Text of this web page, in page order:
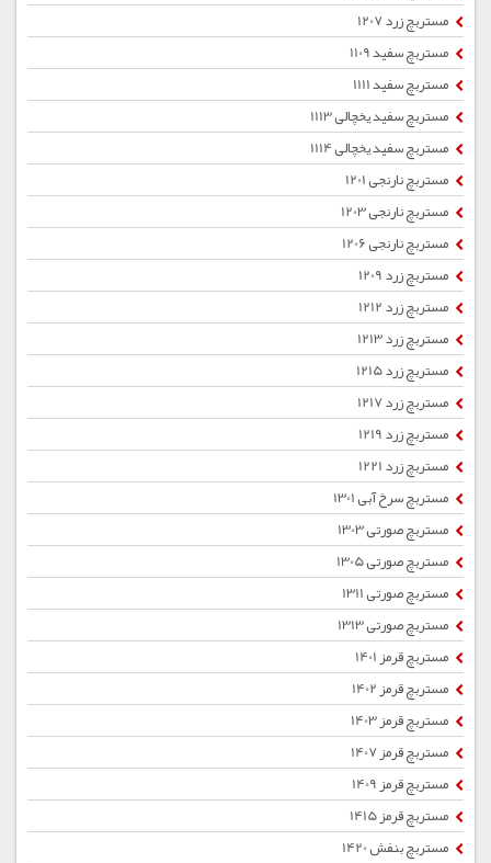
مستربچ زرد 1207
مستربچ سفید 1109
مستربچ سفید 1111
مستربچ سفید یخچالی 1113
مستربچ سفید یخچالی 1114
مستربچ نارنجی 1201
مستربچ نارنجی 1203
مستربچ نارنجی 1206
مستربچ زرد 1209
مستربچ زرد 1212
مستربچ زرد 1213
مستربچ زرد 1215
مستربچ زرد 1217
مستربچ زرد 1219
مستربچ زرد 1221
مستربچ سرخ آبی 1301
مستربچ صورتی 1303
مستربچ صورتی 1305
مستربچ صورتی 1311
مستربچ صورتی 1313
مستربچ قرمز 1401
مستربچ قرمز 1402
مستربچ قرمز 1403
مستربچ قرمز 1407
مستربچ قرمز 1409
مستربچ قرمز 1415
مستربچ بنفش 1420